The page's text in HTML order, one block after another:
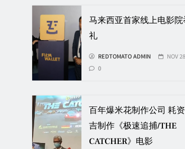
马来西亚首家线上电影
礼
REDTOMATO ADMIN
NOV
0
百年爆米花制作公司 耗
吉制作《极速追捕/THE
CATCHER》电影